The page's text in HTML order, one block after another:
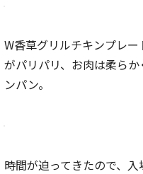
W香草グリルチキンプレ
がパリパリ、お肉は柔ら
ンパン。
時間が迫ってきたので、